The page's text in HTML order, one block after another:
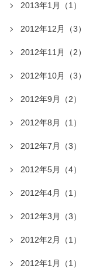
2013年1月（1）
2012年12月（3）
2012年11月（2）
2012年10月（3）
2012年9月（2）
2012年8月（1）
2012年7月（3）
2012年5月（4）
2012年4月（1）
2012年3月（3）
2012年2月（1）
2012年1月（1）